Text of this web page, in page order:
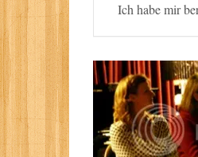
Ich habe mir